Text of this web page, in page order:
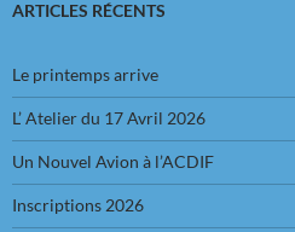
ARTICLES RÉCENTS
Le printemps arrive
L’ Atelier du 17 Avril 2026
Un Nouvel Avion à l’ACDIF
Inscriptions 2026